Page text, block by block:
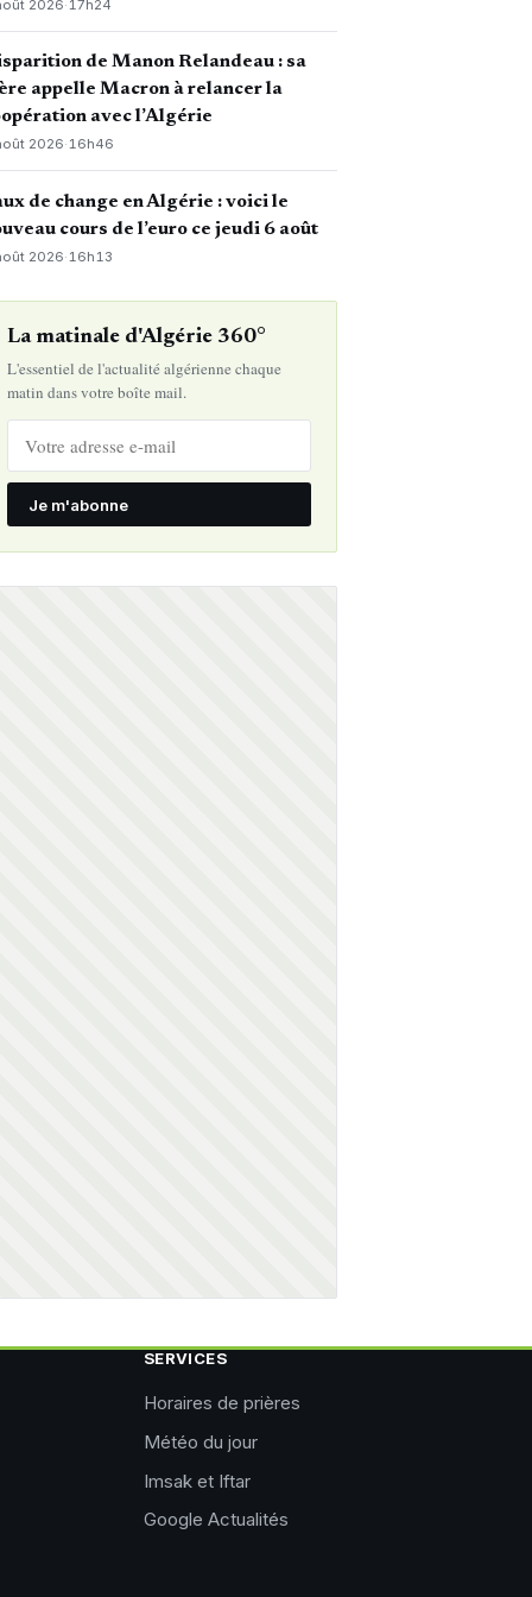
2026·17h24
de Manon Relandeau : sa
appelle Macron à relancer la
avec l’Algérie
2026·16h46
de change en Algérie : voici le
cours de l’euro ce jeudi 6 août
2026· 16h13
La matinale d'Algérie 360°
L'essentiel de l'actualité algérienne chaque
matin dans votre boîte mail.
Je m'abonne
SERVICES
Horaires de prières
Météo du jour
Imsak et Iftar
Google Actualités